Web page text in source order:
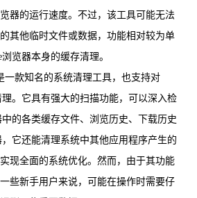
器的运行速度。不过，该工具可能无法
其他临时文件或数据，功能相对较为单
览器本身的缓存清理。
一款知名的系统清理工具，也支持对
理。它具有强大的扫描功能，可以深入检
中的各类缓存文件、浏览历史、下载历史
，它还能清理系统中其他应用程序产生的
现全面的系统优化。然而，由于其功能
些新手用户来说，可能在操作时需要仔